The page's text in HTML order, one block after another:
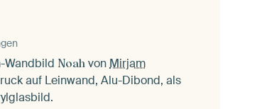
Wandbild Noah von Mirjam
auf Leinwand, Alu-Dibond, als